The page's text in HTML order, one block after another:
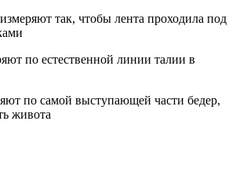
так, чтобы лента проходила под
по естественной линии талии в
по самой выступающей части бедер,
живота